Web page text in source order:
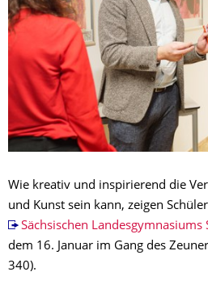
Wie kreativ und inspirierend die
und Kunst sein kann, zeigen
Sächsischen
dem 16. Januar im Gang des
340).